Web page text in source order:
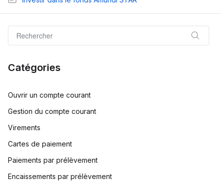
Catégories
Ouvrir un compte courant
Gestion du compte courant
Virements
Cartes de paiement
Paiements par prélèvement
Encaissements par prélèvement